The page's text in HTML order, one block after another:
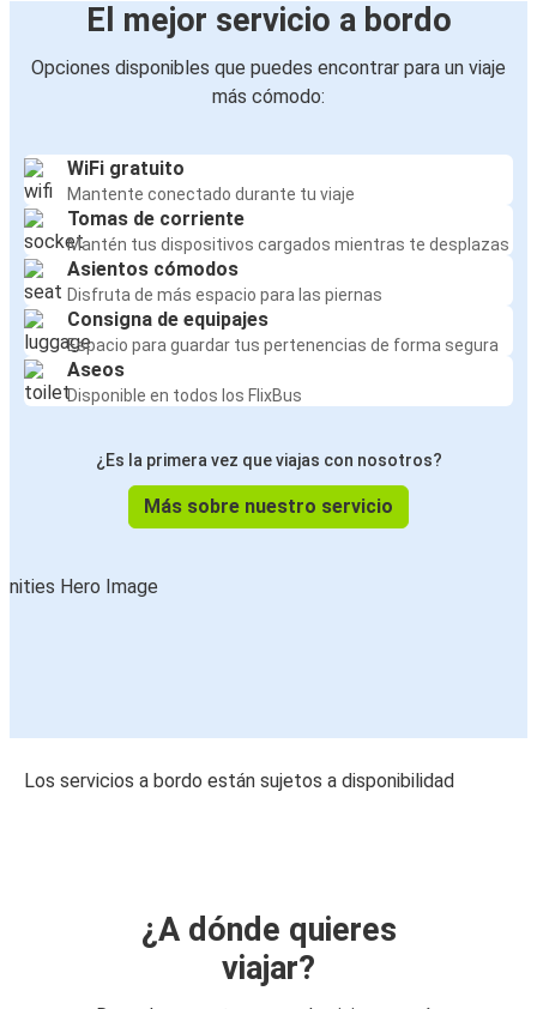
El mejor servicio a bordo
Opciones disponibles que puedes encontrar para un viaje
más cómodo:
WiFi gratuito
Mantente conectado durante tu viaje
Tomas de corriente
Mantén tus dispositivos cargados mientras te desplazas
Asientos cómodos
Disfruta de más espacio para las piernas
Consigna de equipajes
Espacio para guardar tus pertenencias de forma segura
Aseos
Disponible en todos los FlixBus
¿Es la primera vez que viajas con nosotros?
Más sobre nuestro servicio
Los servicios a bordo están sujetos a disponibilidad
¿A dónde quieres
viajar?